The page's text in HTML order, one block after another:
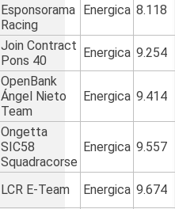
Esponsorama
Racing
Energica 8.118
Join Contract
Pons 40
Energica 9.254
OpenBank
Ángel Nieto
Team
Energica 9.414
Ongetta
SIC58
Squadracorse
Energica 9.557
LCR E-Team Energica 9.674